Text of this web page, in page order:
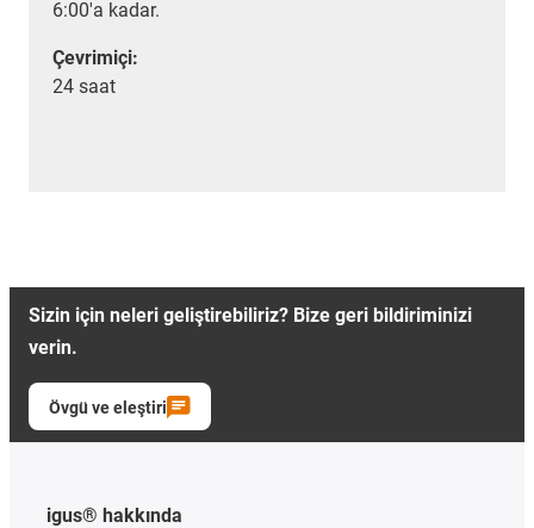
6:00'a kadar.
Çevrimiçi:
24 saat
Sizin için neleri geliştirebiliriz? Bize geri bildiriminizi
verin.
Övgü ve eleştiri
igus® hakkında